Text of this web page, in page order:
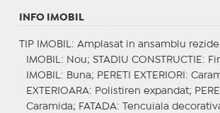
INFO IMOBIL
TIP IMOBIL : Amplasat in ansamblu
IMOBIL : Nou; STADIU CONSTRUCTIE :
IMOBIL : Buna; PERETI EXTERIORI :
EXTERIOARA: Polistiren expandat;
Caramida; FATADA: Tencuiala